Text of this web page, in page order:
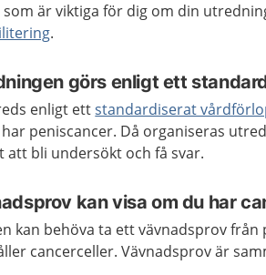
är viktiga för dig om din
.
görs enligt ett
enligt ettstandardiserat
peniscancer. Då organiseras
att bli undersökt och få svar.
kan visa om du har
kan behöva ta ett vävnadsprov
cancerceller. Vävnadsprov är